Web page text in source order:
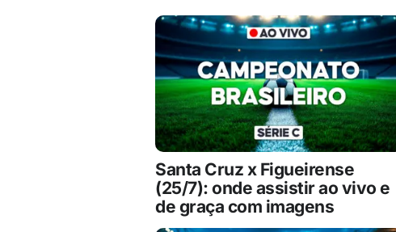
Santa Cruz x Figueirense
(25/7): onde assistir ao vivo e
de graça com imagens